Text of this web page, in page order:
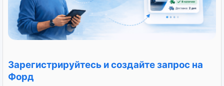
Зарегистрируйтесь и создайте запрос на
Форд